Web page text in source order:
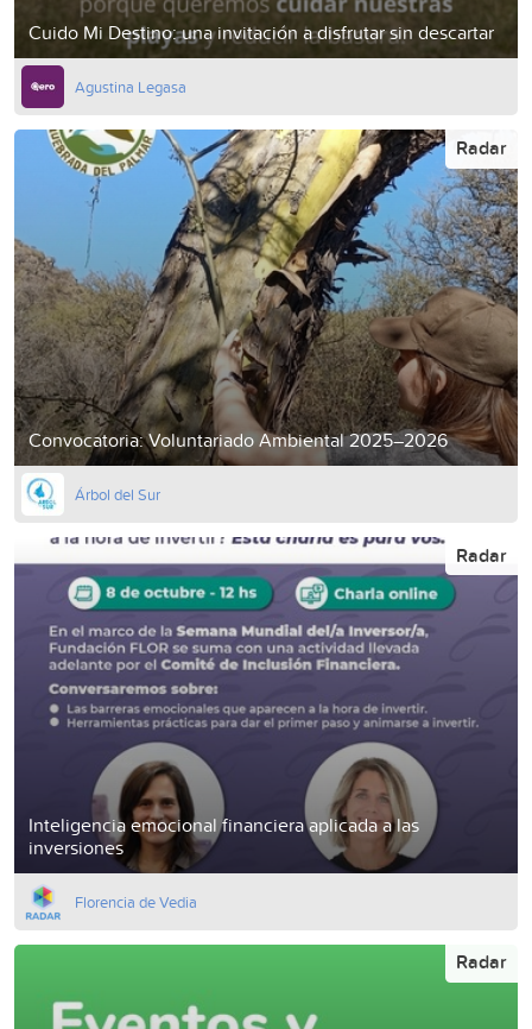
Cuido Mi Destino: una invitación a disfrutar sin descartar
Agustina Legasa
Convocatoria: Voluntariado Ambiental 2025–2026
Radar
Árbol del Sur
Inteligencia emocional financiera aplicada a las
inversiones
Radar
Florencia de Vedia
Radar